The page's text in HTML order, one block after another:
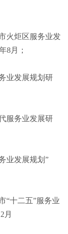
火炬区服务业发
8月；
业发展规划研
服务业发展研
业发展规划”
“十二五”服务业
月